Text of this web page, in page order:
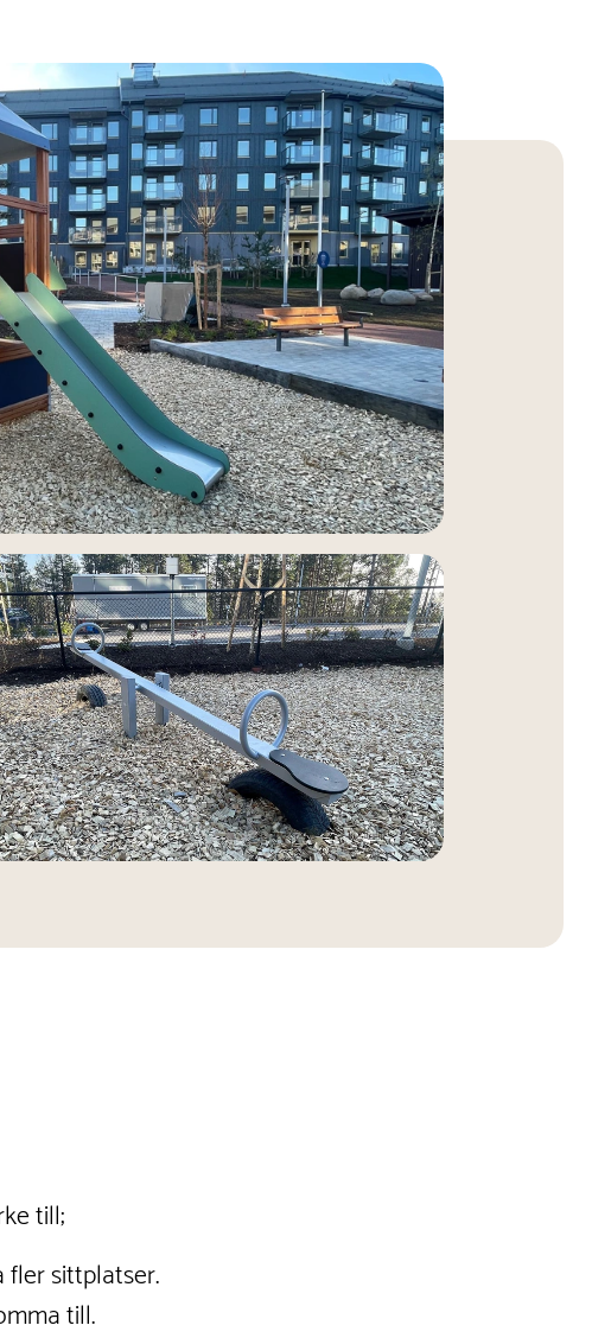
till;
fler sittplatser.
till.